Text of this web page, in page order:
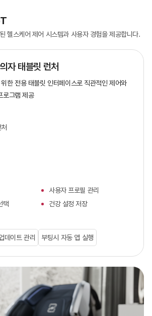
헬스케어 제어 시스템과 사용자 경험을 제공합니다.
자 태블릿 런처
한 전용 태블릿 인터페이스로 직관적인 제어와
로그램 제공
사용자 프로필 관리
택
건강 설정 저장
데이트 관리 부팅시 자동 앱 실행